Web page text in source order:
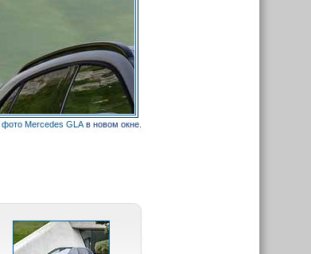
фото Mercedes GLA в новом окне.